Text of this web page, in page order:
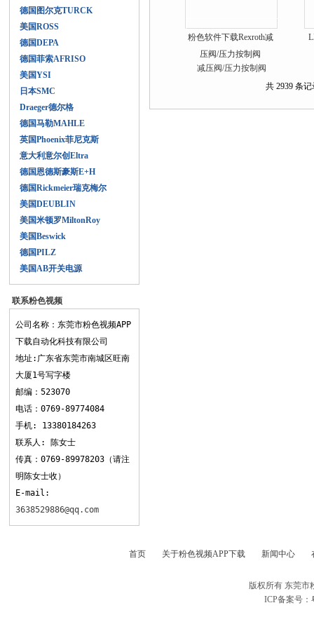
德国图尔克TURCK
美国ROSS
德国DEPA
德国菲索AFRISO
美国YSI
日本SMC
Draeger德尔格
德国马勒MAHLE
英国Phoenix菲尼克斯
意大利意尔创Eltra
德国恩德斯豪斯E+H
德国Rickmeier瑞克梅尔
美国DEUBLIN
美国米顿罗MiltonRoy
美国Beswick
德国PILZ
美国AB开关电源
联系粉色视频
APP下载
公司名称：东莞市粉色视频APP
下载自动化科技有限公司
地址:广东省东莞市南城区旺南
大厦1号写字楼
邮编：523070
电话：0769-89774084
手机: 13380184263
联系人: 陈女士
传真：0769-89978203（请注
明陈女士收）
E-mail:
3638529886@qq.com
粉色软件下载Rexroth减
压阀/压力按制阀
共 2939 条记
首页 关于粉色视频APP下载 新闻中心
版权所有 东莞市
ICP备案号：